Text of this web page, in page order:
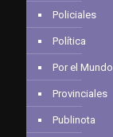
Policiales
Política
Por el Mundo
Provinciales
Publinota